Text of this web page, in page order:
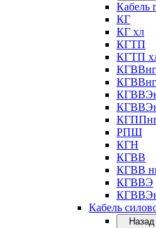
Кабель
КГ
КГ хл
КГТП
КГТП
РПШ
КГН
КГВВ
КГВВ
КГВВЭ
Кабель
Назад